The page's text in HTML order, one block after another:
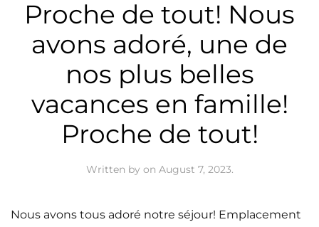
Proche de tout! Nous
avons adoré, une de
nos plus belles
vacances en famille!
Proche de tout!
Written by on August 7, 2023.
Nous avons tous adoré notre séjour! Emplacement